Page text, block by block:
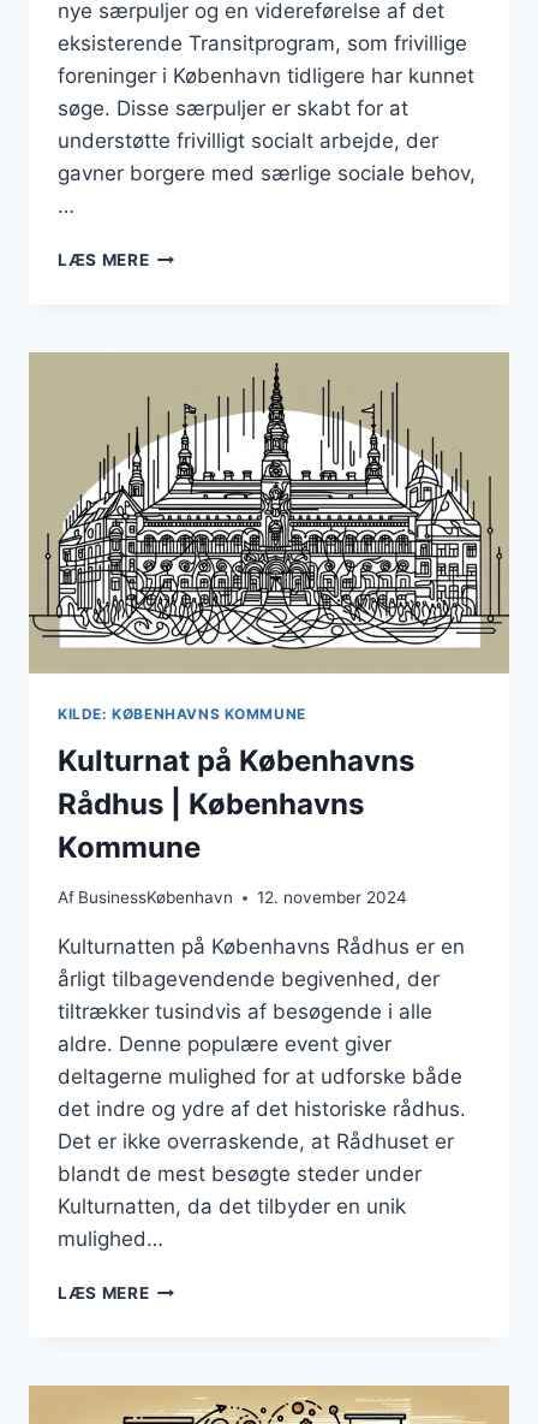
nye særpuljer og en videreførelse af det
eksisterende Transitprogram, som frivillige
foreninger i København tidligere har kunnet
søge. Disse særpuljer er skabt for at
understøtte frivilligt socialt arbejde, der
gavner borgere med særlige sociale behov,
…
LÆS MERENU
SØGE
MIDLER
TIL
SÆRPULJER
KILDE: KØBENHAVNS KOMMUNE
Kulturnat på Københavns
Rådhus | Københavns
Kommune
Af BusinessKøbenhavn 12. november 2024
Kulturnatten på Københavns Rådhus er en
årligt tilbagevendende begivenhed, der
tiltrækker tusindvis af besøgende i alle
aldre. Denne populære event giver
deltagerne mulighed for at udforske både
det indre og ydre af det historiske rådhus.
Det er ikke overraskende, at Rådhuset er
blandt de mest besøgte steder under
Kulturnatten, da det tilbyder en unik
mulighed…
LÆS MEREKULTURNAT
|
KØBENHAVNS